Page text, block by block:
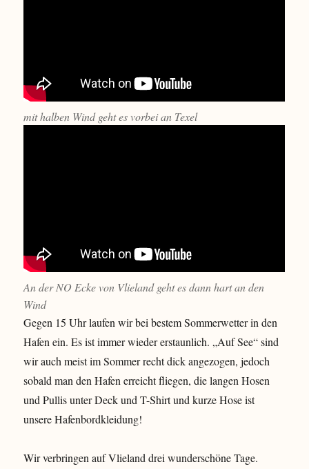
mit halben Wind geht es vorbei an Texel
An der NO Ecke von Vlieland geht es dann hart an den
Wind
Gegen 15 Uhr laufen wir bei bestem Sommerwetter in den
Hafen ein. Es ist immer wieder erstaunlich. „Auf See“ sind
wir auch meist im Sommer recht dick angezogen, jedoch
sobald man den Hafen erreicht fliegen, die langen Hosen
und Pullis unter Deck und T-Shirt und kurze Hose ist
unsere Hafenbordkleidung!
Wir verbringen auf Vlieland drei wunderschöne Tage.